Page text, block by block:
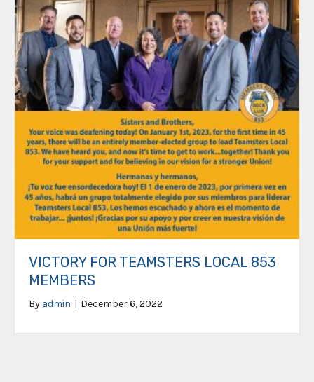
VICTORY FOR TEAMSTERS LOCAL 853
MEMBERS
By admin | December 6, 2022